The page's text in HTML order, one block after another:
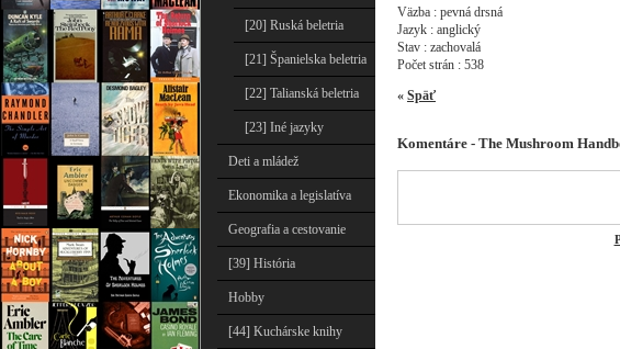
[20] Ruská beletria
[21] Španielska beletria
[22] Talianská beletria
[23] Iné jazyky
Deti a mládež
Ekonomika a legislatíva
Geografia a cestovanie
[39] História
Hobby
[44] Kuchárske knihy
Väzba : pevná drsná
Jazyk : anglický
Stav : zachovalá
Počet strán : 538
« Späť
Komentáre - The Mushroom